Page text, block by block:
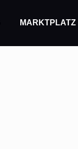
MARKTPLATZ